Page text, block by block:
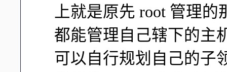
上就是原先 root 管理
都能管理自己辖下的主
可以自行规划自己的子